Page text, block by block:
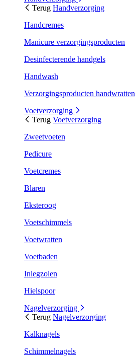
Terug Handverzorging
Handcremes
Manicure verzorgingsproducten
Desinfecterende handgels
Handwash
Verzorgingsproducten handwratten
Voetverzorging
Terug Voetverzorging
Zweetvoeten
Pedicure
Voetcremes
Blaren
Eksteroog
Voetschimmels
Voetwratten
Voetbaden
Inlegzolen
Hielspoor
Nagelverzorging
Terug Nagelverzorging
Kalknagels
Schimmelnagels